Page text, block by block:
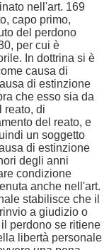
nell'art. 169
capo primo,
del perdono
per cui è
In dottrina si è
causa di
di estinzione
che esso sia da
reato, di
del reato, e
un soggetto
di estinzione
degli anni
condizione
anche nell'art.
stabilisce che il
a giudizio o
perdono se ritiene
libertà personale